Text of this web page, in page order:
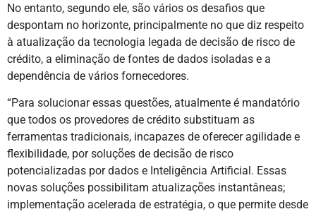
No entanto, segundo ele, são vários os desafios que
despontam no horizonte, principalmente no que diz respeito
à atualização da tecnologia legada de decisão de risco de
crédito, a eliminação de fontes de dados isoladas e a
dependência de vários fornecedores.
“Para solucionar essas questões, atualmente é mandatório
que todos os provedores de crédito substituam as
ferramentas tradicionais, incapazes de oferecer agilidade e
flexibilidade, por soluções de decisão de risco
potencializadas por dados e Inteligência Artificial. Essas
novas soluções possibilitam atualizações instantâneas;
implementação acelerada de estratégia, o que permite desde